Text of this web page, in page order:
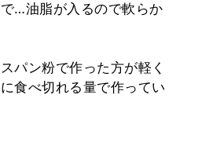
…油脂が入るので軟らか
パン粉で作った方が軽く
食べ切れる量で作ってい